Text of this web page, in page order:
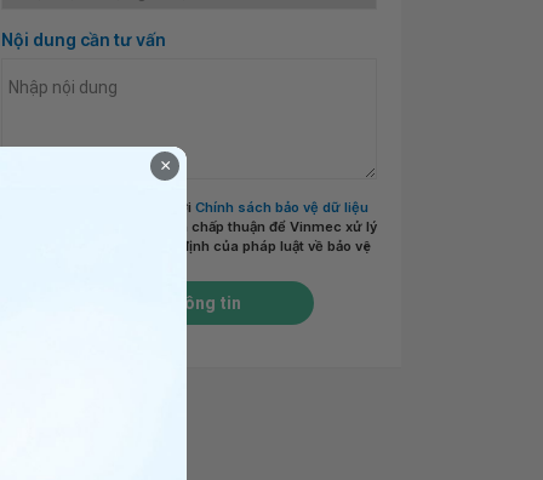
Nội dung cần tư vấn
Tôi đã đọc và đồng ý với Chính sách bảo vệ dữ liệu
và chấp thuận để Vinmec xử lý
DLCN của tôi theo quy định của pháp luật về bảo vệ
Gửi thông tin
×